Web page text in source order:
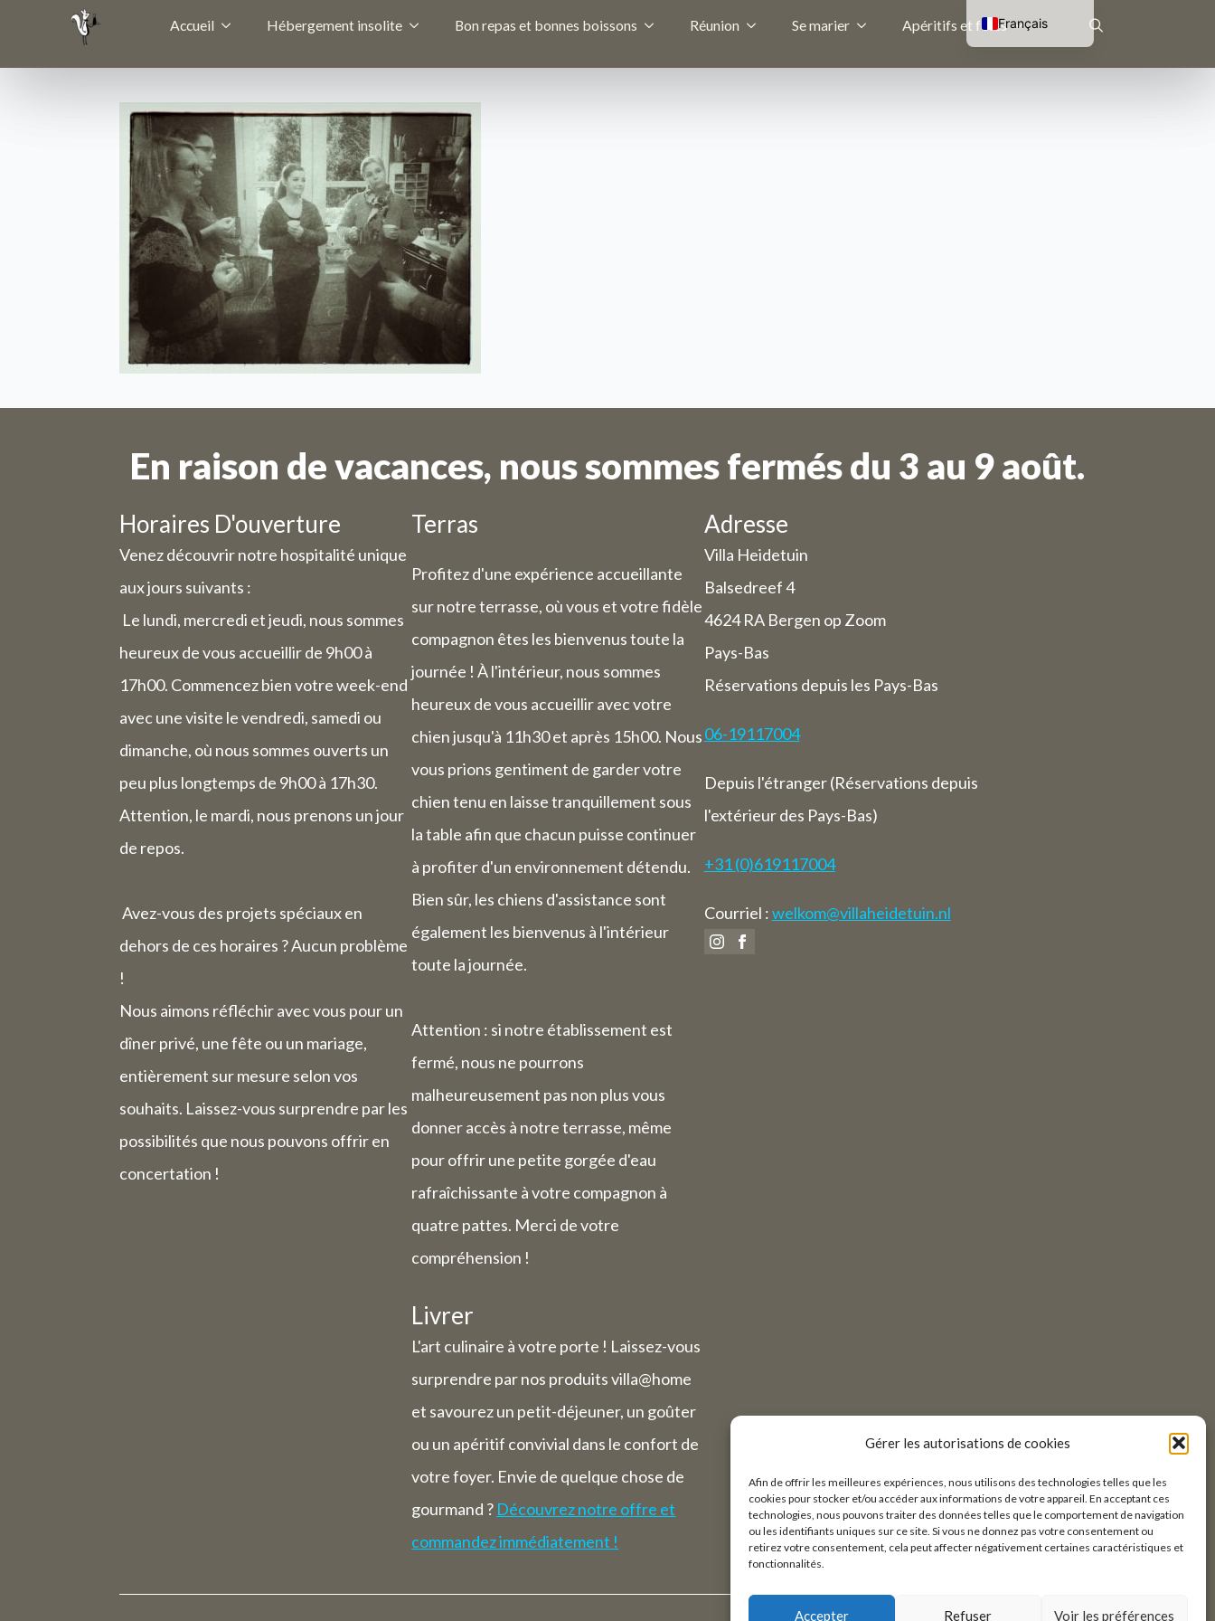
Gérer les autorisations de cookies
Afin de offrir les meilleures expériences, nous utilisons des technologies telles que les
cookies pour stocker et/ou accéder aux informations de votre appareil. En acceptant ces
technologies, nous pouvons traiter des données telles que le comportement de navigation
ou les identifiants uniques sur ce site. Si vous ne donnez pas votre consentement ou
retirez votre consentement, cela peut affecter négativement certaines caractéristiques et
fonctionnalités.
Accepter Refuser Voir les préférences
Accueil Hébergement insolite Bon repas et bonnes boissons Réunion Se marier Apéritifs et fêtes
Rechercher
En raison de vacances, nous sommes fermés du 3 au 9 août.
Horaires D'ouverture
Venez découvrir notre hospitalité unique
aux jours suivants :
Le lundi, mercredi et jeudi, nous sommes
heureux de vous accueillir de 9h00 à
17h00. Commencez bien votre week-end
avec une visite le vendredi, samedi ou
dimanche, où nous sommes ouverts un
peu plus longtemps de 9h00 à 17h30.
Attention, le mardi, nous prenons un jour
de repos.
Avez-vous des projets spéciaux en
dehors de ces horaires ? Aucun problème
!
Nous aimons réfléchir avec vous pour un
dîner privé, une fête ou un mariage,
entièrement sur mesure selon vos
souhaits. Laissez-vous surprendre par les
possibilités que nous pouvons offrir en
concertation !
Terras
Profitez d'une expérience accueillante
sur notre terrasse, où vous et votre fidèle
compagnon êtes les bienvenus toute la
journée ! À l'intérieur, nous sommes
heureux de vous accueillir avec votre
chien jusqu'à 11h30 et après 15h00. Nous
vous prions gentiment de garder votre
chien tenu en laisse tranquillement sous
la table afin que chacun puisse continuer
à profiter d'un environnement détendu.
Bien sûr, les chiens d'assistance sont
également les bienvenus à l'intérieur
toute la journée.
Attention : si notre établissement est
fermé, nous ne pourrons
malheureusement pas non plus vous
donner accès à notre terrasse, même
pour offrir une petite gorgée d'eau
rafraîchissante à votre compagnon à
quatre pattes. Merci de votre
compréhension !
Livrer
L'art culinaire à votre porte ! Laissez-vous
surprendre par nos produits villa@home
et savourez un petit-déjeuner, un goûter
ou un apéritif convivial dans le confort de
votre foyer. Envie de quelque chose de
gourmand ? Découvrez notre offre et
commandez immédiatement !
Adresse
Villa Heidetuin
Balsedreef 4
4624 RA Bergen op Zoom
Pays-Bas
Réservations depuis les Pays-Bas
06-19117004
Depuis l'étranger (Réservations depuis
l'extérieur des Pays-Bas)
+31 (0)619117004
Courriel :welkom@villaheidetuin.nl
Français
Nederlands